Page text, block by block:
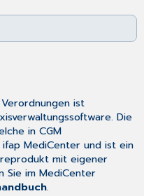
ist
Die
in CGM
MediCenter und ist ein
mit eigener
Sie im MediCenter
.